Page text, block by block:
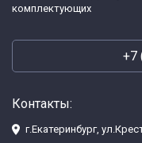
комплектующих
+7
Контакты:
г.Екатеринбург,